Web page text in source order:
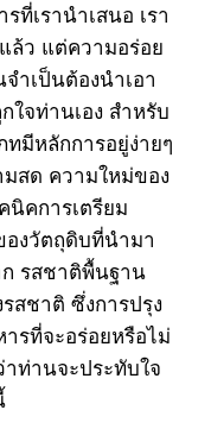
ที่เรานำเสนอ เรา
ล้ว แต่ความอร่อย
ำเป็นต้องนำเอา
ใจท่านเอง สำหรับ
มีหลักการอยู่ง่ายๆ
สด ความใหม่ของ
คการเตรียม
องวัตถุดิบที่นำมา
ก รสชาติพื้นฐาน
สชาติ ซึ่งการปรุง
รที่จะอร่อยหรือไม่
าท่านจะประทับใจ